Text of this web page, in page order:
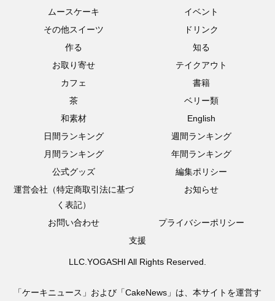
ムースケーキ
イベント
その他スイーツ
ドリンク
作る
知る
お取り寄せ
テイクアウト
カフェ
書籍
茶
ベリー類
和素材
English
日間ランキング
週間ランキング
月間ランキング
年間ランキング
公式グッズ
編集ポリシー
運営会社（特定商取引法に基づ
く表記）
お知らせ
お問い合わせ
プライバシーポリシー
支援
LLC.YOGASHI All Rights Reserved.
「ケーキニュース」および「CakeNews」は、本サイトを運営す